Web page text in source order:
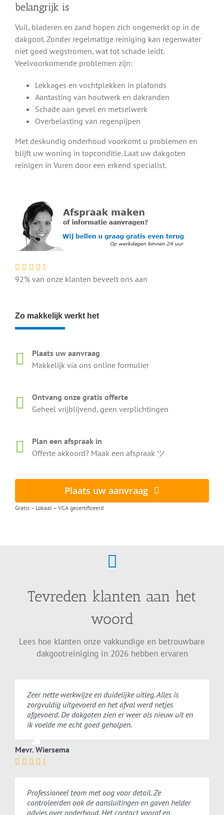
belangrijk is
Vuil, bladeren en zand hopen zich ongemerkt op in de
dakgoot. Zonder regelmatige reiniging kan regenwater
niet goed wegstromen, wat tot schade leidt.
Veelvoorkomende problemen zijn:
Lekkages en vochtplekken in plafonds
Aantasting van houtwerk en dakranden
Schade aan gevel en metselwerk
Overbelasting van regenpijpen
Met deskundig onderhoud voorkomt u problemen en
blijft uw woning in topconditie. Laat uw dakgoten
reinigen in Vuren door een erkend specialist.
92% van onze klanten beveelt ons aan
Zo makkelijk werkt het
Plaats uw aanvraag
Makkelijk via ons online formulier
Ontvang onze gratis offerte
Geheel vrijblijvend, geen verplichtingen
Plan een afspraak in
Offerte akkoord? Maak een afspraak ツ
Plaats uw aanvraag
Gratis – Lokaal – VCA gecertificeerd
Tevreden klanten aan het
woord
Lees hoe klanten onze vakkundige en betrouwbare
dakgootreiniging in 2026 hebben ervaren
Zeer nette werkwijze en duidelijke uitleg. Alles is
zorgvuldig uitgevoerd en het afval werd netjes
afgevoerd. De dakgoten zien er weer als nieuw uit en
ik voelde me echt goed geholpen.
Mevr. Wiersema
Professioneel team met oog voor detail. Ze
controleerden ook de aansluitingen en gaven helder
advies over onderhoud. Het contact vooraf en